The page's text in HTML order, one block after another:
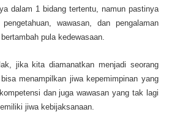
dalam 1 bidang tertentu, namun pastinya
wawasan, dan pengalaman
pula kedewasaan.
jika kita diamanatkan menjadi seorang
menampilkan jiwa kepemimpinan yang
dan juga wawasan yang tak lagi
jiwa kebijaksanaan.